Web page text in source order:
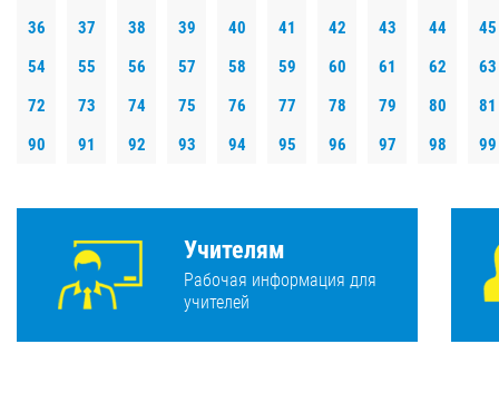
36
37 38 39 40 41 42 43 44
45
54
55 56 57 58 59 60 61 62
63
72
73 74 75 76 77 78 79 80
81
90
91 92 93 94 95 96 97 98 99
Учителям
Рабочая информация для
учителей